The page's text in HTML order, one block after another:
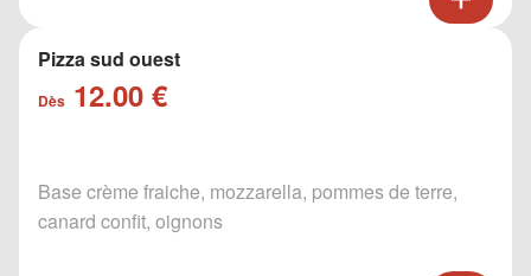
Pizza sud ouest
Dès 12.00 €
Base crème fraiche, mozzarella, pommes de terre,
canard confit, oignons